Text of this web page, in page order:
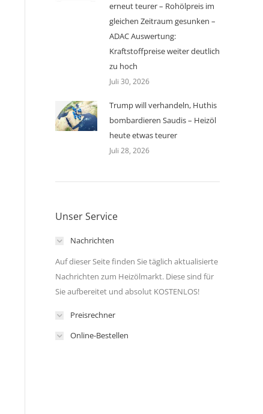
erneut teurer – Rohölpreis im
gleichen Zeitraum gesunken –
ADAC Auswertung:
Kraftstoffpreise weiter deutlich
zu hoch
Juli 30, 2026
Trump will verhandeln, Huthis
bombardieren Saudis – Heizöl
heute etwas teurer
Juli 28, 2026
Unser Service
Nachrichten
Auf dieser Seite finden Sie täglich aktualisierte
Nachrichten zum Heizölmarkt. Diese sind für
Sie aufbereitet und absolut KOSTENLOS!
Preisrechner
Online-Bestellen